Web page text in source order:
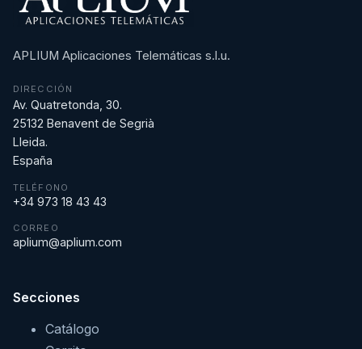
APLIUM Aplicaciones Telemáticas s.l.u.
DIRECCIÓN
Av. Quatretonda, 30.
25132 Benavent de Segrià
Lleida.
España
TELÉFONO
+34 973 18 43 43
CORREO
aplium@aplium.com
Secciones
Catálogo